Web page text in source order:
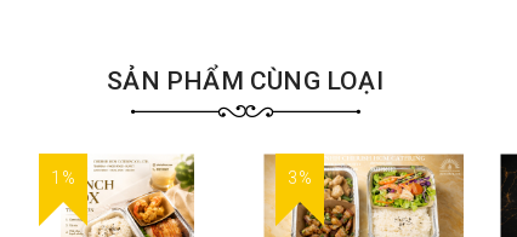
SẢN PHẨM CÙNG LOẠI
1% 3%